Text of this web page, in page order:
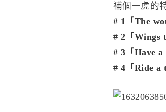
補個一虎的
# 1「The
# 2「Wings
# 3「Have
# 4「Ride a